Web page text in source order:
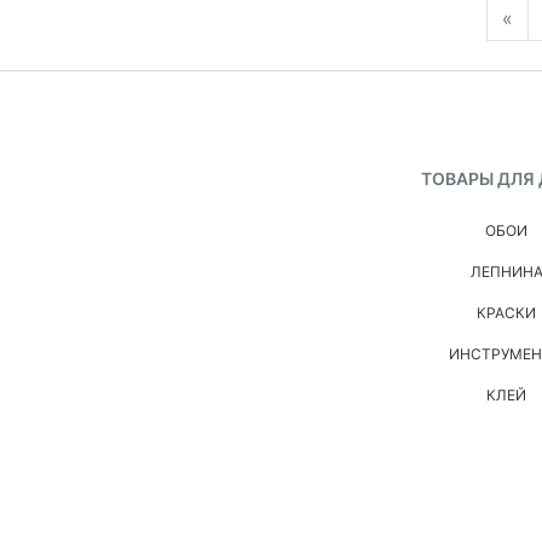
«
ТОВАРЫ ДЛЯ
ОБОИ
ЛЕПНИНА
КРАСКИ
КЛЕЙ